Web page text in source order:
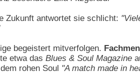
Zukunft antwortet sie schlicht:
begeistert mitverfolgen.
etwa das Blues & Soul Magazine
rohen Soul "A match made in